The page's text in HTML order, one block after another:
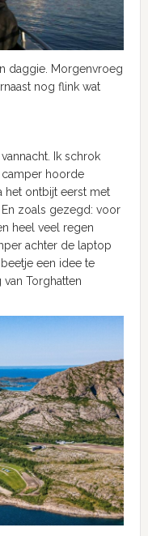
daggie. Morgenvroeg
nog flink wat
Ik schrok
hoorde
het ontbijt eerst met
zoals gezegd: voor
heel veel regen
achter de laptop
een idee te
Torghatten